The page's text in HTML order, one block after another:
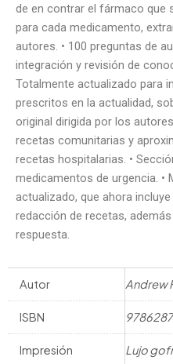
de en contrar el fármaco que
para cada medicamento,
autores. • 100 preguntas de
integración y revisión de
Totalmente actualizado para
prescritos en la actualidad,
original dirigida por los
recetas comunitarias y
recetas hospitalarias. •
medicamentos de urgencia. •
actualizado, que ahora
redacción de recetas,
respuesta.
Autor Andrew
ISBN
Impresión Lujo